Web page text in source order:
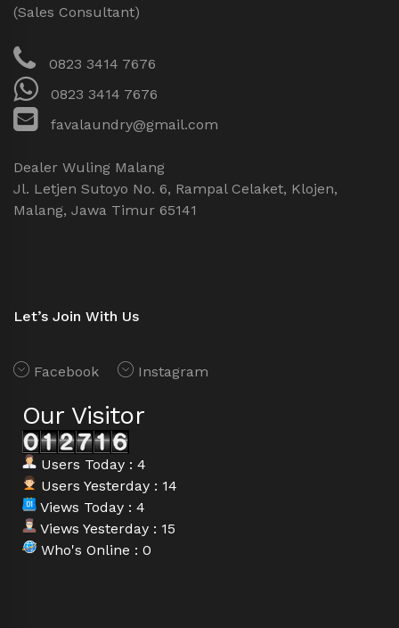
(Sales Consultant)
0823 3414 7676
0823 3414 7676
favalaundry@gmail.com
Dealer Wuling Malang
Jl. Letjen Sutoyo No. 6, Rampal Celaket, Klojen,
Malang, Jawa Timur 65141
Let’s Join With Us
Facebook Instagram
Our Visitor
Users Today : 4
Users Yesterday : 14
Views Today : 4
Views Yesterday : 15
Who's Online : 0